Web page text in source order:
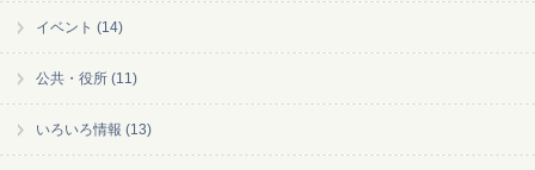
イベント (14)
公共・役所 (11)
いろいろ情報 (13)